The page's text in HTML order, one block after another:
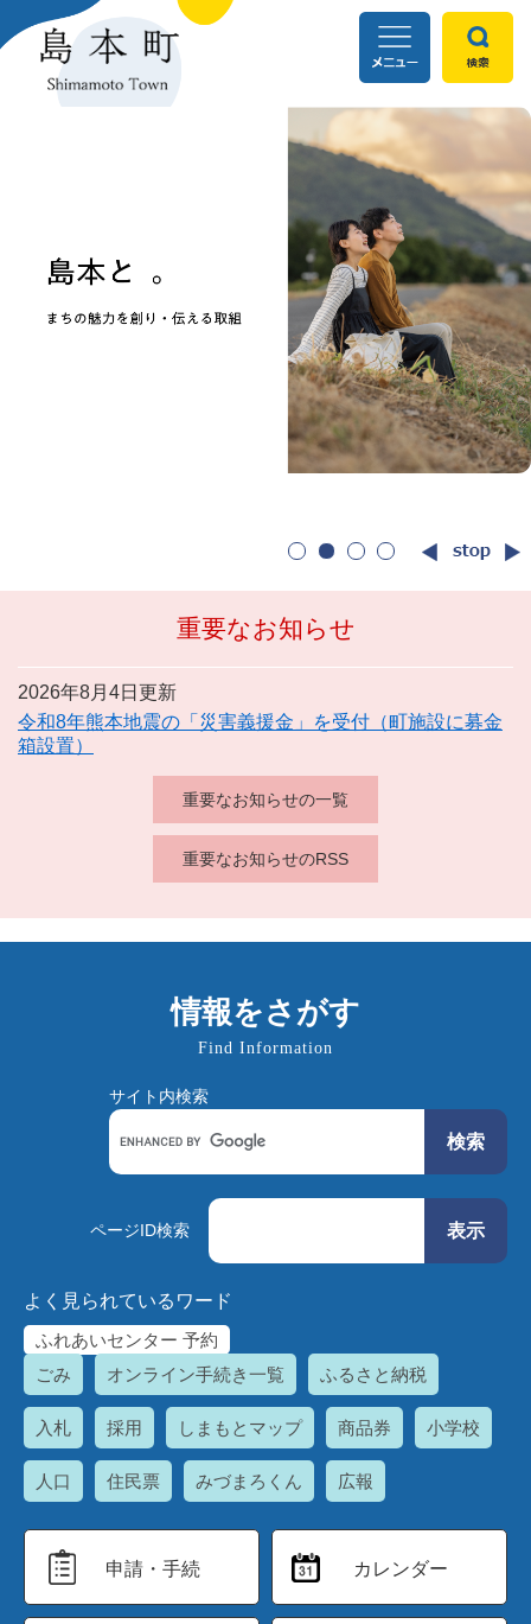
ー
ニ
重要なお知らせ
2026年8月4日更新
令和8年熊本地震の「災害義援金」を受付（町施設に募金
箱設置）
重要なお知らせの一覧
重要なお知らせのRSS
情報をさがす
Find Information
サイト内検索
Googleカスタム検索
ページID検索
よく見られているワード
ふれあいセンター 予約
ごみ
オンライン手続き一覧 ふるさと納税
入札 採用 しまもとマップ 商品券 小学校
人口 住民票 みづまろくん 広報
申請・手続 カレンダー